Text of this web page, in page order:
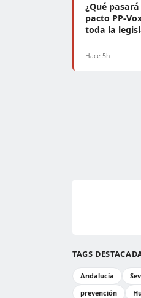
¿Qué
pacto PP-
toda la
Hace 5h
TAGS
Andalucía
prevención